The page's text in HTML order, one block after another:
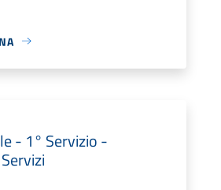
- 1° Servizio -